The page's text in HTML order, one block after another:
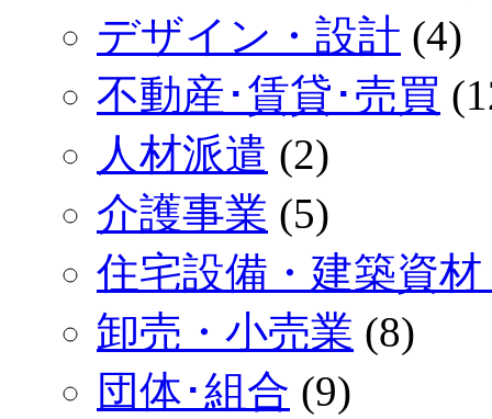
デザイン・設計 (4)
不動産･賃貸･売買
人材派遣 (2)
介護事業 (5)
住宅設備・建築資
卸売・小売業 (8)
団体･組合 (9)